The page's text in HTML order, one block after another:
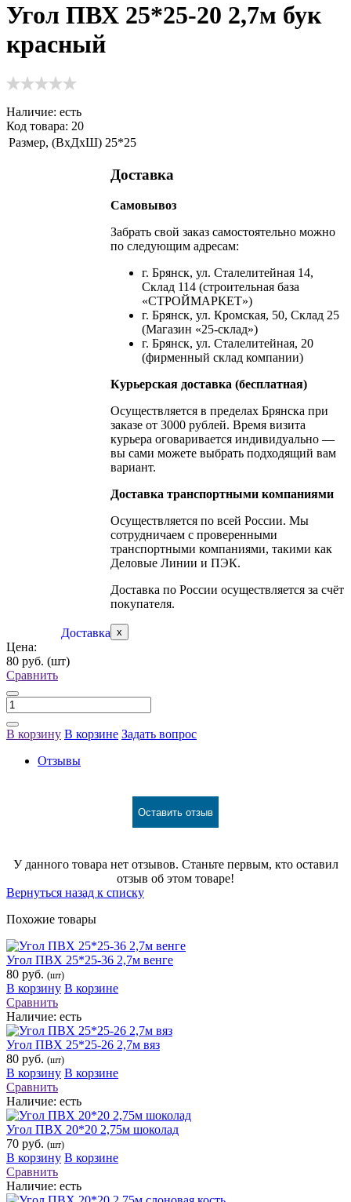
Угол ПВХ 25*25-20 2,7м бук
красный
Наличие: есть
Код товара: 20
Размер, (ВхДхШ) 25*25
Доставка
Доставка
Самовывоз
Забрать свой заказ самостоятельно можно
по следующим адресам:
г. Брянск, ул. Сталелитейная 14,
Склад 114 (строительная база
«СТРОЙМАРКЕТ»)
г. Брянск, ул. Кромская, 50, Склад 25
(Магазин «25-склад»)
г. Брянск, ул. Сталелитейная, 20
(фирменный склад компании)
Курьерская доставка (бесплатная)
Осуществляется в пределах Брянска при
заказе от 3000 рублей. Время визита
курьера оговаривается индивидуально —
вы сами можете выбрать подходящий вам
вариант.
Доставка транспортными компаниями
Осуществляется по всей России. Мы
сотрудничаем с проверенными
транспортными компаниями, такими как
Деловые Линии и ПЭК.
Доставка по России осуществляется за счёт
покупателя.
x
Цена:
80 руб. (шт)
Сравнить
В корзину В корзине Задать вопрос
Отзывы
Оставить отзыв
У данного товара нет отзывов. Станьте первым, кто оставил
отзыв об этом товаре!
Вернуться назад к списку
Похожие товары
Угол ПВХ 25*25-36 2,7м венге
80 руб. (шт)
В корзину В корзине
Сравнить
Наличие: есть
Угол ПВХ 25*25-26 2,7м вяз
80 руб. (шт)
В корзину В корзине
Сравнить
Наличие: есть
Угол ПВХ 20*20 2,75м шоколад
70 руб. (шт)
В корзину В корзине
Сравнить
Наличие: есть